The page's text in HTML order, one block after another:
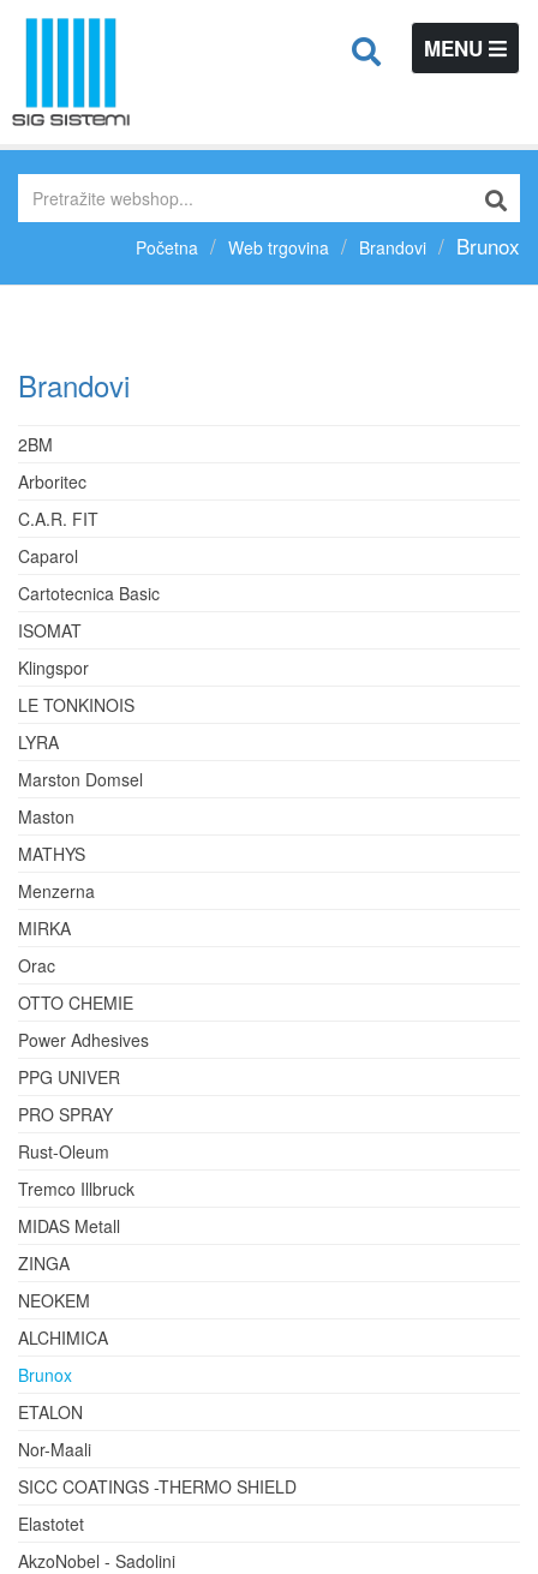
TOGGLE
MENU
Početna Web trgovina Brandovi Brunox
Brandovi
2BM
Arboritec
C.A.R. FIT
Caparol
Cartotecnica Basic
ISOMAT
Klingspor
LE TONKINOIS
LYRA
Marston Domsel
Maston
MATHYS
Menzerna
MIRKA
Orac
OTTO CHEMIE
Power Adhesives
PPG UNIVER
PRO SPRAY
Rust-Oleum
Tremco Illbruck
MIDAS Metall
ZINGA
NEOKEM
ALCHIMICA
Brunox
ETALON
Nor-Maali
SICC COATINGS -THERMO SHIELD
Elastotet
AkzoNobel - Sadolini